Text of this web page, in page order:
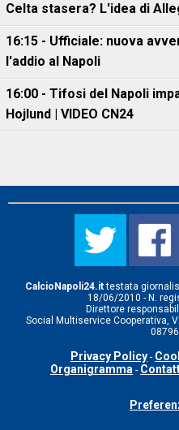
Celta stasera? L'idea di
16:15 - Ufficiale: nuova
l'addio al Napoli
16:00 - Tifosi del Napoli
Hojlund | VIDEO CN24
CalcioNapoli24.ittestata
18/06/2010 - N.
Direttore
Social Multiservice Cooperativa,
Privacy Policy -
Organigramma -